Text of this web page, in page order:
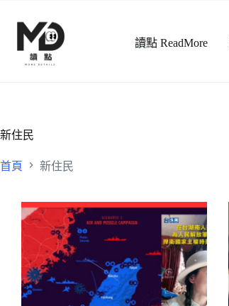
讀點 ReadMore
新住民
首頁 新住民